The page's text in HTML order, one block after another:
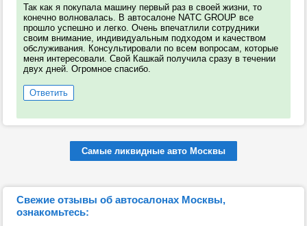
Так как я покупала машину первый раз в своей жизни, то
конечно волновалась. В автосалоне NATC GROUP все
прошло успешно и легко. Очень впечатлили сотрудники
своим внимание, индивидуальным подходом и качеством
обслуживания. Консультировали по всем вопросам, которые
меня интересовали. Свой Кашкай получила сразу в течении
двух дней. Огромное спасибо.
Ответить
Самые ликвидные авто Москвы
Свежие отзывы об автосалонах Москвы,
ознакомьтесь: